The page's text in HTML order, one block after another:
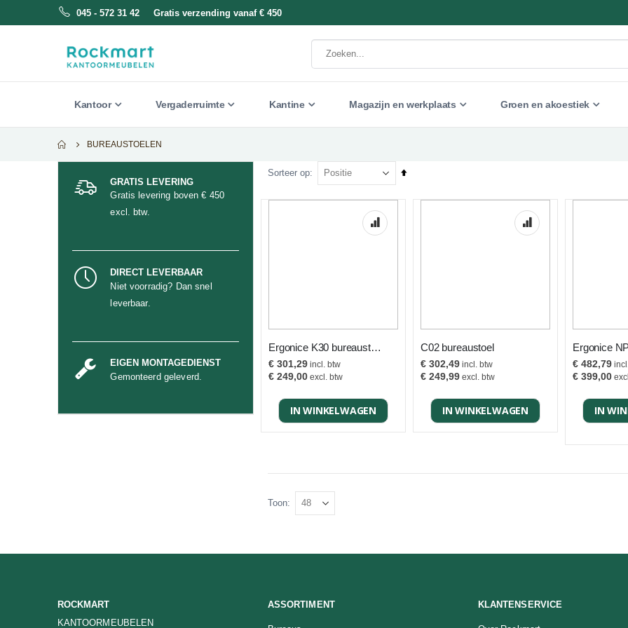
045 - 572 31 42 Gratis verzending vanaf € 450
Kantoor Vergaderruimte Kantine Magazijn en werkplaats Groen en akoestiek
BUREAUSTOELEN
Sorteer op
Van
IN WINKELWAGEN
Ergonice K30 bureaustoel Zwart
€ 301,29
€ 249,00
IN WINKELWAGEN
C02 bureaustoel
€ 302,49
€ 249,99
IN
€ 482,79
€ 399,00
Toon
GRATIS LEVERING
Gratis levering boven € 450
excl. btw.
DIRECT LEVERBAAR
Niet voorradig? Dan snel
leverbaar.
EIGEN MONTAGEDIENST
Gemonteerd geleverd.
ROCKMART
KANTOORMEUBELEN
ASSORTIMENT KLANTENSERVICE